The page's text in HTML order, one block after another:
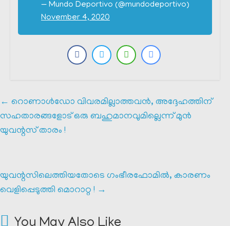
— Mundo Deportivo (@mundodeportivo)
November 4, 2020
← റൊണാൾഡോ വിവരമില്ലാത്തവൻ, അദ്ദേഹത്തിന്
സഹതാരങ്ങളോട് ഒരു ബഹുമാനവുമില്ലെന്ന് മുൻ
യുവന്റസ് താരം !
യുവന്റസിലെത്തിയതോടെ ഗംഭീരഫോമിൽ, കാരണം
വെളിപ്പെടുത്തി മൊറാറ്റ ! →